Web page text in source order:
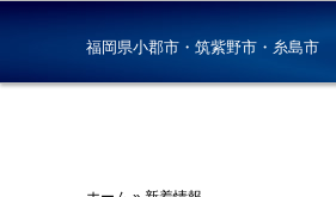
福岡県小郡市・筑紫野市・糸島市